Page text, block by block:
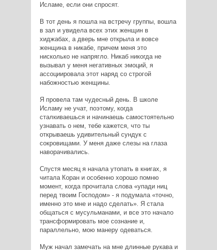
Исламе, если они спросят.
В тот день я пошла на встречу группы, вошла
в зал и увидела всех этих женщин в
хиджабах, а дверь мне открыла и вовсе
женщина в никабе, причем меня это
нисколько не напрягло. Никаб никогда не
вызывал у меня негативных эмоций, я
ассоциировала этот наряд со строгой
набожностью женщины.
Я провела там чудесный день. В школе
Исламу не учат, поэтому, когда
сталкиваешься и начинаешь самостоятельно
узнавать о нем, тебе кажется, что ты
открываешь удивительный сундук с
сокровищами. У меня даже слезы на глаза
наворачивались.
Спустя месяц я начала утопать в книгах, я
читала Коран и особенно хорошо помню
момент, когда прочитала слова «упади ниц
перед твоим Господом» - я подумала «точно,
именно это мне и надо сделать». Я стала
общаться с мусульманами, и все это начало
трансформировать мое сознание и,
параллельно, мою манеру одеваться.
Муж начал замечать на мне длинные рукава и